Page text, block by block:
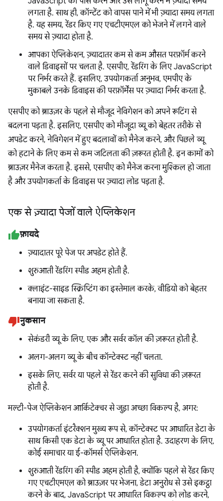
लगता है. साथ ही, कॉन्टेंट को वापस पाने में भी ज़्यादा समय लगता
है. यह समय, रेंडर किए गए एचटीएमएल को भेजने में लगने वाले
समय से ज़्यादा होता है.
आपका ऐप्लिकेशन, ज़्यादातर कम से कम औसत परफ़ॉर्म करने
वाले डिवाइसों पर चलता है. एसपीए, रेंडरिंग के लिए JavaScript
पर निर्भर करते हैं. इसलिए, उपयोगकर्ता अनुभव, एमपीए के
मुकाबले उनके डिवाइस की परफ़ॉर्मेंस पर ज़्यादा निर्भर करता है.
एसपीए को ब्राउज़र के पहले से मौजूद नेविगेशन को अपने रूटिंग से
बदलना पड़ता है. इसलिए, एसपीए को मौजूदा व्यू को बेहतर तरीके से
अपडेट करने, नेविगेशन में हुए बदलावों को मैनेज करने, और पिछले व्यू
को हटाने के लिए कम से कम जटिलता की ज़रूरत होती है. इन कामों को
ब्राउज़र मैनेज करता है. इससे, एसपीए को मैनेज करना मुश्किल हो जाता
है और उपयोगकर्ता के डिवाइस पर ज़्यादा लोड पड़ता है.
एक से ज़्यादा पेजों वाले ऐप्लिकेशन
फ़ायदे
ज़्यादातर पूरे पेज पर अपडेट होते हैं.
शुरुआती रेंडरिंग स्पीड अहम होती है.
क्लाइंट-साइड स्क्रिप्टिंग का इस्तेमाल करके, वीडियो को बेहतर
बनाया जा सकता है.
नुकसान
सेकंडरी व्यू के लिए, एक और सर्वर कॉल की ज़रूरत होती है.
अलग-अलग व्यू के बीच कॉन्टेक्स्ट नहीं चलता.
इसके लिए, सर्वर या पहले से रेंडर करने की सुविधा की ज़रूरत
होती है.
मल्टी-पेज ऐप्लिकेशन आर्किटेक्चर से जुड़ा अच्छा विकल्प है, अगर:
उपयोगकर्ता इंटरैक्शन मुख्य रूप से, कॉन्टेक्स्ट पर आधारित डेटा के
साथ किसी एक डेटा के व्यू पर आधारित होता है. उदाहरण के लिए,
कोई समाचार या ई-कॉमर्स ऐप्लिकेशन.
शुरुआती रेंडरिंग की स्पीड अहम होती है, क्योंकि पहले से रेंडर किए
गए एचटीएमएल को ब्राउज़र पर भेजना, डेटा अनुरोध से उसे इकट्ठा
करने के बाद, JavaScript पर आधारित विकल्प को लोड करने,